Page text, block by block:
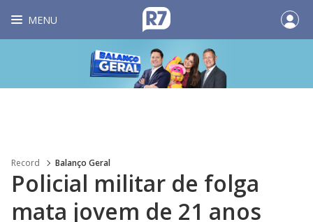
MENU
Record Balanço Geral
Policial militar de folga
mata jovem de 21 anos